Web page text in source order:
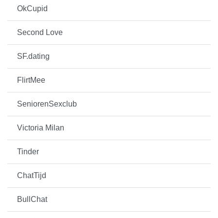
OkCupid
Second Love
SF.dating
FlirtMee
SeniorenSexclub
Victoria Milan
Tinder
ChatTijd
BullChat